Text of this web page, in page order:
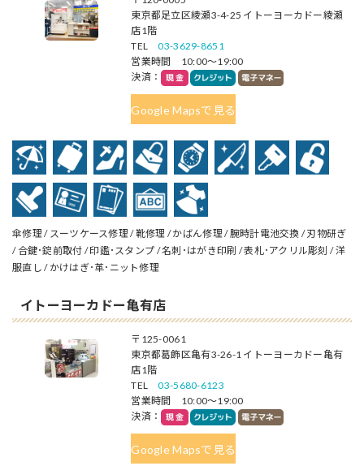
東京都足立区綾瀬3-4-25 イトーヨーカドー綾瀬
店1階
TEL03-3629-8651
営業時間 10:00～19:00
決済：
Google Mapsで見る
傘修理 / スーツケース修理 / 靴修理 / かばん修理 / 腕時計電池交換 / 刃物研ぎ
/ 合鍵･錠前取付 / 印鑑･スタンプ / 名刺･はがき印刷 / 表札･アクリル彫刻 / 洋
服直し / かけはぎ･革･ニット修理
イトーヨーカドー亀有店
〒125-0061
東京都葛飾区亀有3-26-1 イトーヨーカドー亀有
店1階
TEL03-5680-6123
営業時間 10:00～19:00
決済：
Google Mapsで見る